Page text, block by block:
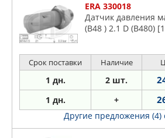
ERA 330018
Датчик давления
(B48 ) 2.1 D (B480)
Срок поставки Наличие
1 дн. 2 шт.
1 дн. +
Другие предложения (4)